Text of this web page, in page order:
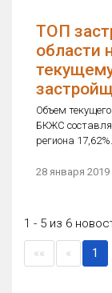
ТОП
области
Объем
БКЖС
региона 17,62%.
28 января 2019
1 - 5 из 6
«« « 1